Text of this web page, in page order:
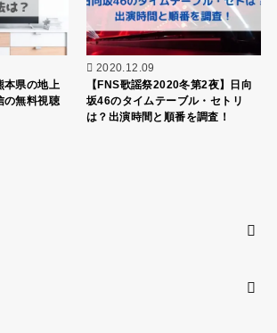
本県の地上
の無料視聴
2020.12.09
【FNS歌謡祭2020冬第2夜】日向
坂46のタイムテーブル・セトリ
は？出演時間と順番を調査！